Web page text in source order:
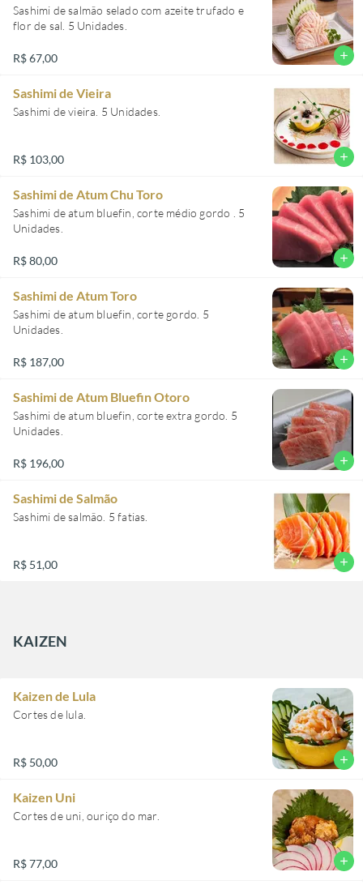
Sashimi de salmão selado com azeite trufado e
flor de sal. 5 Unidades.
R$ 67,00 add
Sashimi de Vieira
Sashimi de vieira. 5 Unidades.
R$ 103,00 add
Sashimi de Atum Chu Toro
Sashimi de atum bluefin, corte médio gordo . 5
Unidades.
R$ 80,00 add
Sashimi de Atum Toro
Sashimi de atum bluefin, corte gordo. 5
Unidades.
R$ 187,00 add
Sashimi de Atum Bluefin Otoro
Sashimi de atum bluefin, corte extra gordo. 5
Unidades.
R$ 196,00 add
Sashimi de Salmão
Sashimi de salmão. 5 fatias.
R$ 51,00 add
KAIZEN
Kaizen de Lula
Cortes de lula.
R$ 50,00 add
Kaizen Uni
Cortes de uni, ouriço do mar.
R$ 77,00 add